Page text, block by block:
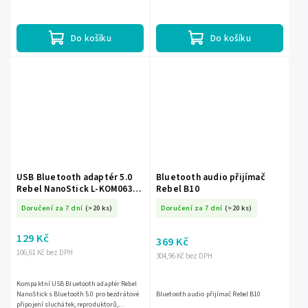
Do košíku Do košíku
USB Bluetooth adaptér 5.0
Rebel NanoStick L-KOM0637-
Doručení za 7 dní (>20 ks)
106,61 Kč bez DPH
129 Kč
Kompaktní USB Bluetooth adaptér Rebel
NanoStick s Bluetooth 5.0 pro bezdrátové
připojení sluchátek, reproduktorů,
Bluetooth audio přijímač
Rebel B10
Doručení za 7 dní (>20 ks)
304,96 Kč bez DPH
369 Kč
Bluetooth audio přijímač Rebel B10